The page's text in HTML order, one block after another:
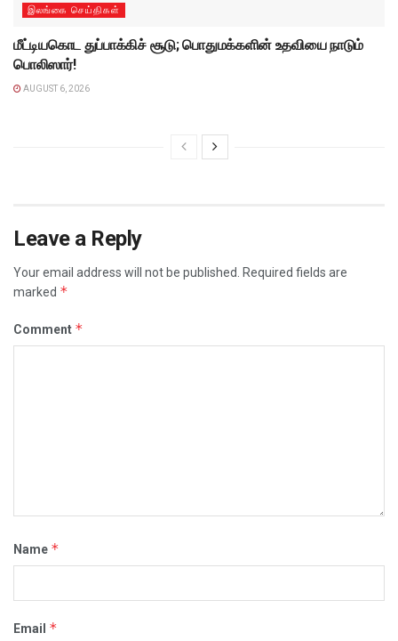
இலங்கை செய்திகள்
மீட்டியகொட துப்பாக்கிச் சூடு; பொதுமக்களின் உதவியை நாடும்
பொலிஸார்!
AUGUST 6, 2026
Leave a Reply
Your email address will not be published.
Required fields are
marked *
Comment *
Name *
Email *